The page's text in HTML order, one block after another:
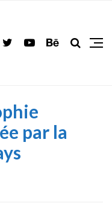
par la